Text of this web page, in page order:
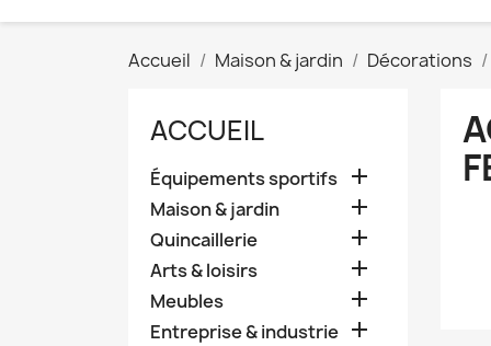
Accueil Maison & jardin Décorations
ACCUEIL
Équipements sportifs 
Maison & jardin 
Quincaillerie 
Arts & loisirs 
Meubles 
Entreprise & industrie 